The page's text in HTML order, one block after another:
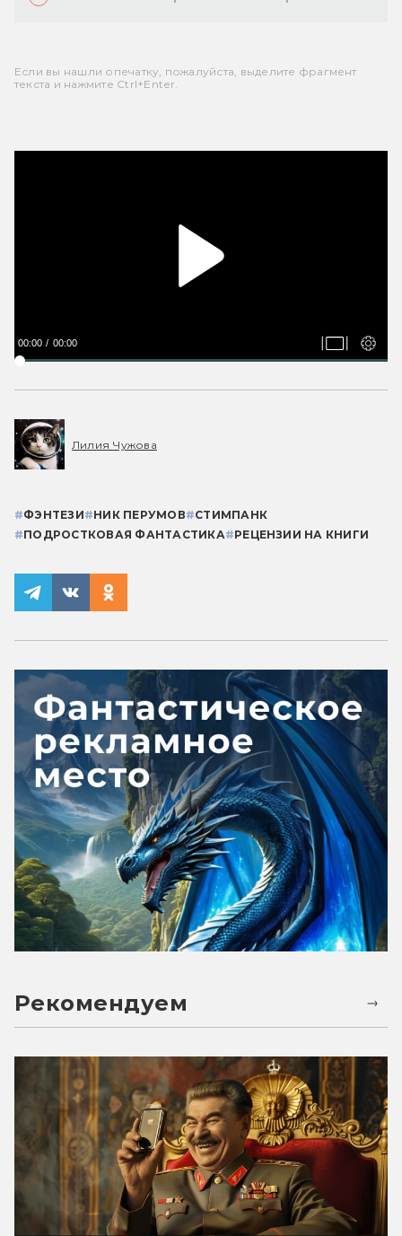
Если вы нашли опечатку, пожалуйста, выделите фрагмент
текста и нажмите Ctrl+Enter.
00:00 00:00
Лилия Чужова
#ФЭНТЕЗИ#НИК ПЕРУМОВ#СТИМПАНК
#ПОДРОСТКОВАЯ ФАНТАСТИКА#РЕЦЕНЗИИ НА КНИГИ
Рекомендуем